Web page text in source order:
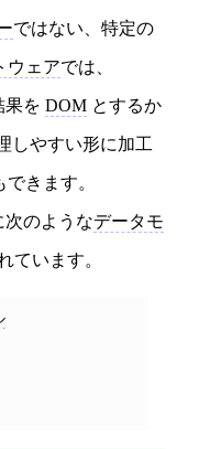
ではない、特定の
ウェアでは、
果を DOM とするか
しやすい形に加工
きます。
次のようなデータモ
ています。